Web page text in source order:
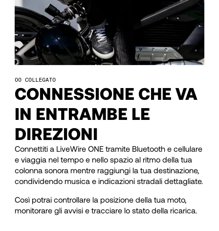
43
44
45
46
47
48
49
43
44
45
46
47
48
49
COLLEGATO
CONNESSIONE CHE VA
IN ENTRAMBE LE
DIREZIONI
Connettiti a LiveWire ONE tramite Bluetooth e cellulare
e viaggia nel tempo e nello spazio al ritmo della tua
colonna sonora mentre raggiungi la tua destinazione,
condividendo musica e indicazioni stradali dettagliate.
Così potrai controllare la posizione della tua moto,
monitorare gli avvisi e tracciare lo stato della ricarica.